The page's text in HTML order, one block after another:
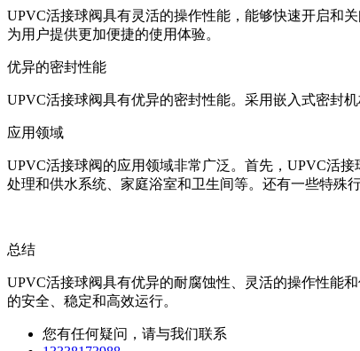
UPVC活接球阀具有灵活的操作性能，能够快速开启和
为用户提供更加便捷的使用体验。
优异的密封性能
UPVC活接球阀具有优异的密封性能。采用嵌入式密封
应用领域
UPVC活接球阀的应用领域非常广泛。首先，UPVC活
处理和供水系统、家庭浴室和卫生间等。还有一些特殊
总结
UPVC活接球阀具有优异的耐腐蚀性、灵活的操作性能
的安全、稳定和高效运行。
您有任何疑问，请与我们联系